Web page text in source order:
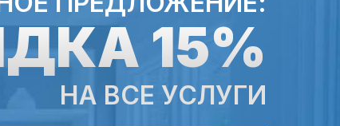
НА ВСЕ УСЛУГИ
15%